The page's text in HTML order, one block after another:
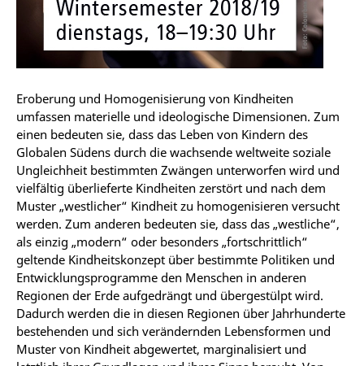
Eroberung und Homogenisierung von Kindheiten
umfassen materielle und ideologische Dimensionen. Zum
einen bedeuten sie, dass das Leben von Kindern des
Globalen Südens durch die wachsende weltweite soziale
Ungleichheit bestimmten Zwängen unterworfen wird und
vielfältig überlieferte Kindheiten zerstört und nach dem
Muster „westlicher“ Kindheit zu homogenisieren versucht
werden. Zum anderen bedeuten sie, dass das „westliche“,
als einzig „modern“ oder besonders „fortschrittlich“
geltende Kindheitskonzept über bestimmte Politiken und
Entwicklungsprogramme den Menschen in anderen
Regionen der Erde aufgedrängt und übergestülpt wird.
Dadurch werden die in diesen Regionen über Jahrhunderte
bestehenden und sich verändernden Lebensformen und
Muster von Kindheit abgewertet, marginalisiert und